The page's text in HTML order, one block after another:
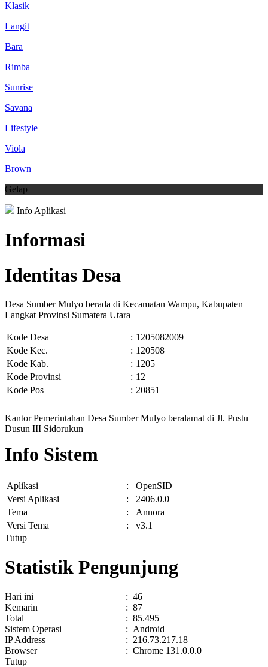
Klasik
Langit
Bara
Rimba
Sunrise
Savana
Lifestyle
Viola
Brown
Gelap
Info Aplikasi
Informasi
Identitas Desa
Desa Sumber Mulyo berada di Kecamatan Wampu, Kabupaten
Langkat Provinsi Sumatera Utara
Kode Desa : 1205082009
Kode Kec.
: 120508
Kode Kab.
: 1205
Kode Provinsi
: 12
Kode Pos
: 20851
Kantor Pemerintahan Desa Sumber Mulyo beralamat di Jl. Pustu
Dusun III Sidorukun
Info Sistem
Aplikasi :
OpenSID
Versi Aplikasi
:
2406.0.0
Tema
:
Annora
Versi Tema
:
v3.1
Tutup
Statistik Pengunjung
Hari ini : 46
Kemarin
: 87
Total
: 85.495
Sistem Operasi
: Android
IP Address
: 216.73.217.18
Browser
: Chrome 131.0.0.0
Tutup